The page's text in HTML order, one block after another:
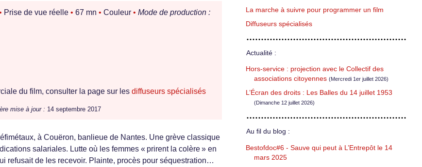
Prise de vue réelle • 67 mn • Couleur • Mode de production :
du film, consulter la page sur les diffuseurs spécialisés
mise à jour : 14 septembre 2017
à Couëron, banlieue de Nantes. Une grève classique
salariales. Lutte où les femmes « prirent la colère » en
refusait de les recevoir. Plainte, procès pour séquestration…
La marche à suivre pour programmer un film
Diffuseurs spécialisés
Actualité :
Hors-service : projection avec le Collectif des
associations citoyennes (Mercredi 1er juillet 2026)
L’Écran des droits : Les Balles du 14 juillet 1953
(Dimanche 12 juillet 2026)
Au fil du blog :
Bestofdoc#6 - Sauve qui peut à L’Entrepôt le 14
mars 2025